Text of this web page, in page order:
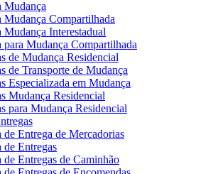
Mudança
Mudança Compartilhada
Mudança Interestadual
para Mudança Compartilhada
de Mudança Residencial
de Transporte de Mudança
Especializada em Mudança
Mudança Residencial
para Mudança Residencial
de Entrega de Mercadorias
de Entregas
de Entregas de Caminhão